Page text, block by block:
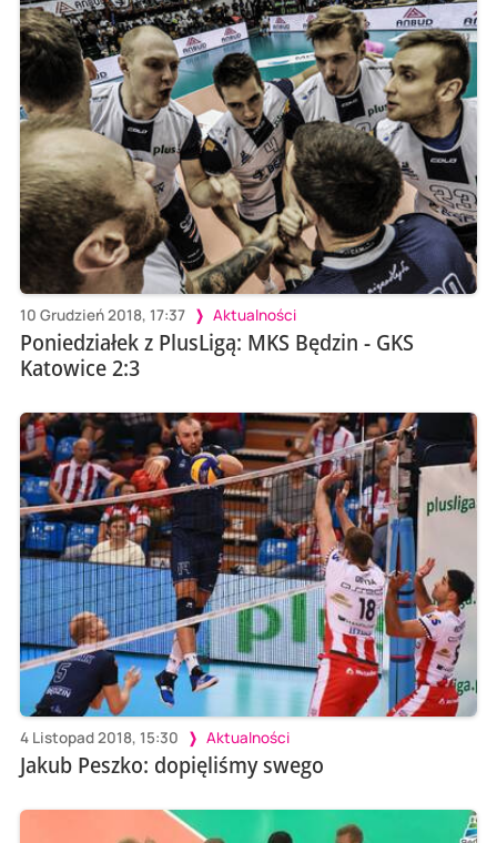
10 Grudzień 2018, 17:37 Aktualności
Poniedziałek z PlusLigą: MKS Będzin - GKS
Katowice 2:3
4 Listopad 2018, 15:30 Aktualności
Jakub Peszko: dopięliśmy swego